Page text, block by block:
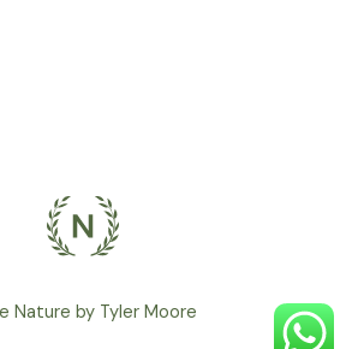
Nature by Tyler Moore